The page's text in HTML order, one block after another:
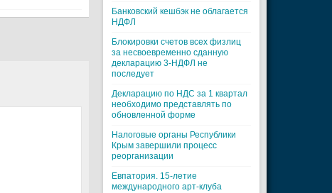
Банковский кешбэк не облагается
НДФЛ
Блокировки счетов всех физлиц
за несвоевременно сданную
декларацию 3-НДФЛ не
последует
Декларацию по НДС за 1 квартал
необходимо представлять по
обновленной форме
Налоговые органы Республики
Крым завершили процесс
реорганизации
Евпатория. 15-летие
международного арт-клуба